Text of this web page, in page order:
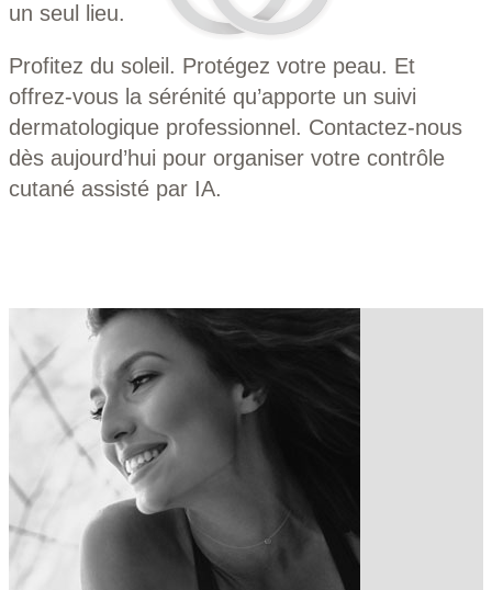
un seul lieu.
Profitez du soleil. Protégez votre peau. Et
offrez-vous la sérénité qu’apporte un suivi
dermatologique professionnel. Contactez-nous
dès aujourd’hui pour organiser votre contrôle
cutané assisté par IA.